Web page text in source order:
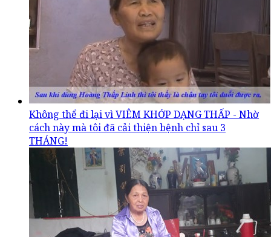
Không thể đi lại vì VIÊM KHỚP DẠNG THẤP - Nhờ
cách này mà tôi đã cải thiện bệnh chỉ sau 3
THÁNG!